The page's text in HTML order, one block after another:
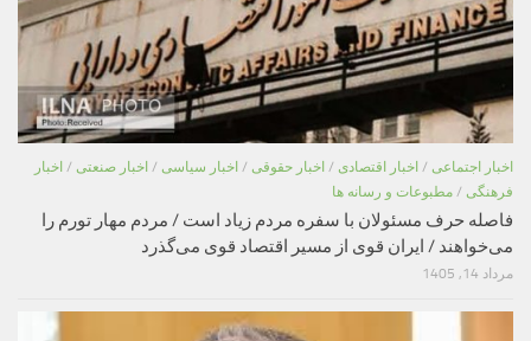
اخبار اجتماعی / اخبار اقتصادی / اخبار حقوقی / اخبار سیاسی / اخبار صنعتی / اخبار
فرهنگی / مطبوعات و رسانه ها
فاصله حرف مسئولان با سفره مردم زیاد است / مردم مهار تورم را
می‌خواهند / ایران قوی از مسیر اقتصاد قوی می‌گذرد
مرداد 14, 1405